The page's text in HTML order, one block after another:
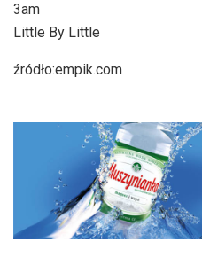
3am
Little By Little
źródło:empik.com